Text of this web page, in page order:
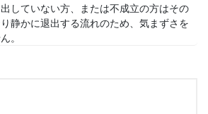
していない方、または不成立の方はその
静かに退出する流れのため、気まずさを
。